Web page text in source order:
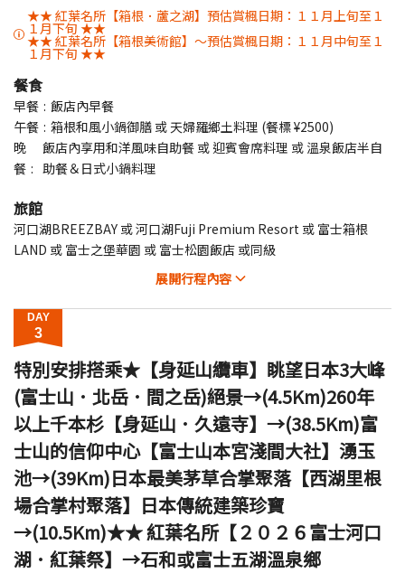
★★ 紅葉名所【箱根．蘆之湖】預估賞楓日期：１１月上旬至１
１月下旬 ★★
★★ 紅葉名所【箱根美術館】～預估賞楓日期：１１月中旬至１
１月下旬 ★★
餐食
早餐
飯店內早餐
午餐
箱根和風小鍋御膳 或 天婦羅鄉土料理 (餐標 ¥2500)
晚
餐
飯店內享用和洋風味自助餐 或 迎賓會席料理 或 溫泉飯店半自
助餐＆日式小鍋料理
旅館
河口湖BREEZBAY 或 河口湖Fuji Premium Resort 或 富士箱根
LAND 或 富士之堡華園 或 富士松園飯店 或同級
展開行程內容
DAY
3
特別安排搭乘★【身延山纜車】眺望日本3大峰
(富士山．北岳．間之岳)絕景→(4.5Km)260年
以上千本杉【身延山．久遠寺】→(38.5Km)富
士山的信仰中心【富士山本宮淺間大社】湧玉
池→(39Km)日本最美茅草合掌聚落【西湖里根
場合掌村聚落】日本傳統建築珍寶
→(10.5Km)★★ 紅葉名所【２０２６富士河口
湖．紅葉祭】→石和或富士五湖溫泉鄉